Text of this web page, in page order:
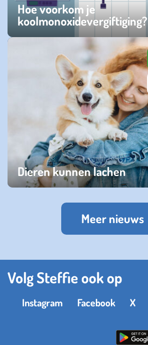
Hoe voorkom je
koolmonoxidevergiftiging?
vrijdag 31 oktober 2025
Dieren kunnen lachen
Meer nieuws
Volg Steffie ook op
Instagram Facebook X